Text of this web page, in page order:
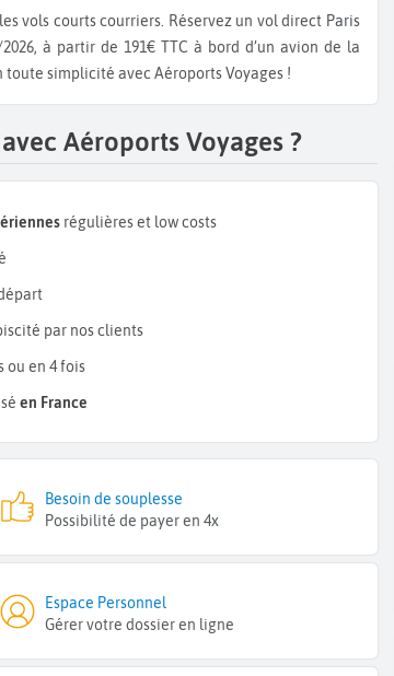
vols courts courriers. Réservez un vol direct Paris
à partir de 191€ TTC à bord d’un avion de la
toute simplicité avec Aéroports Voyages !
Aéroports Voyages ?
régulières et low costs
par nos clients
ou en 4 fois
en France
Besoin de souplesse
Possibilité de payer en 4x
Espace Personnel
Gérer votre dossier en ligne